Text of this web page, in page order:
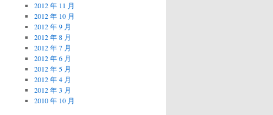
2012 年 11 月
2012 年 10 月
2012 年 9 月
2012 年 8 月
2012 年 7 月
2012 年 6 月
2012 年 5 月
2012 年 4 月
2012 年 3 月
2010 年 10 月